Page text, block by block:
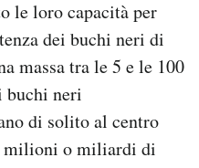
le loro capacità per
dei buchi neri di
massa tra le 5 e le 100
buchi neri
di solito al centro
milioni o miliardi di